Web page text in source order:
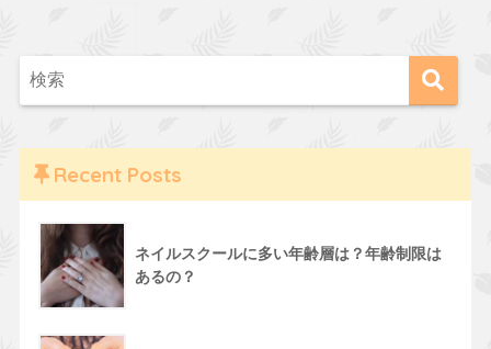
Recent Posts
ネイルスクールに多い年齢層は？年齢制限は
あるの？